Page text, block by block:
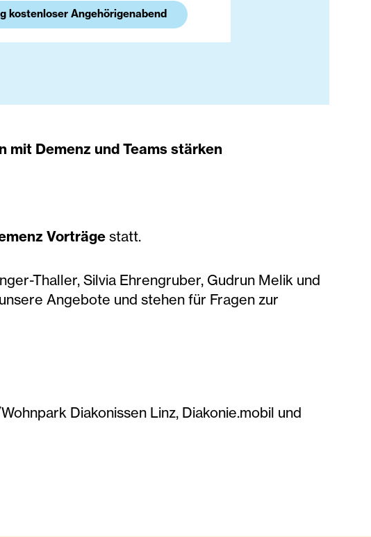
kostenloser Angehörigenabend
mit Demenz und Teams stärken
Vorträge statt.
Thaller, Silvia Ehrengruber, Gudrun Melik und
Angebote und stehen für Fragen zur
Diakonissen Linz, Diakonie.mobil und